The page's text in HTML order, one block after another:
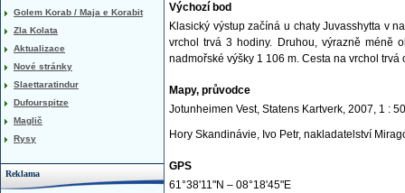
Výchozí bod
Klasický výstup začíná u chaty Juvasshytta v
vrchol trvá 3 hodiny. Druhou, výrazně méně
nadmořské výšky 1 106 m. Cesta na vrchol trvá
Mapy, průvodce
Jotunheimen Vest, Statens Kartverk, 2007, 1 :
Hory Skandinávie, Ivo Petr, nakladatelství
GPS
61°38'11"N – 08°18'45"E
Golem Korab / Maja e Korabit
Zla Kolata
Aktualizace
Nové stránky
Slaettaratindur
Dufourspitze
Maglič
Rysy
Reklama